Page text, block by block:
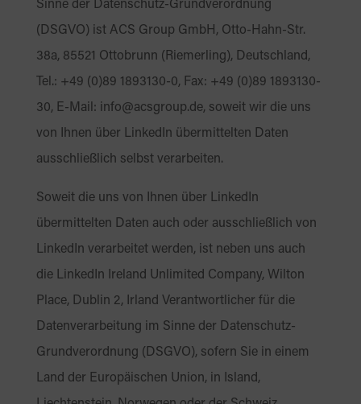
Sinne der Datenschutz-Grundverordnung
(DSGVO) ist ACS Group GmbH, Otto-Hahn-Str.
38a, 85521 Ottobrunn (Riemerling), Deutschland,
Tel.: +49 (0)89 1893130-0, Fax: +49 (0)89 1893130-
30, E-Mail: info@acsgroup.de, soweit wir die uns
von Ihnen über LinkedIn übermittelten Daten
ausschließlich selbst verarbeiten.
Soweit die uns von Ihnen über LinkedIn
übermittelten Daten auch oder ausschließlich von
LinkedIn verarbeitet werden, ist neben uns auch
die LinkedIn Ireland Unlimited Company, Wilton
Place, Dublin 2, Irland Verantwortlicher für die
Datenverarbeitung im Sinne der Datenschutz-
Grundverordnung (DSGVO), sofern Sie in einem
Land der Europäischen Union, in Island,